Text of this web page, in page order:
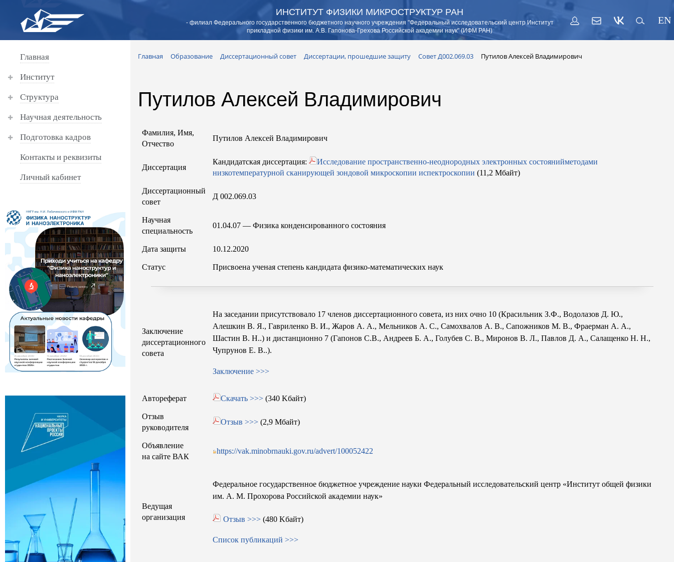
Главная
Институт
Структура
Научная деятельность
Подготовка кадров
Контакты и реквизиты
Личный кабинет
ИНСТИТУТ ФИЗИКИ МИКРОСТРУКТУР РАН
- филиал Федерального государственного бюджетного научного учреждения "Федеральный исследовательский центр Институт
прикладной физики им. А.В. Гапонова-Грехова Российской академии наук" (ИФМ РАН)
EN
Главная Образование Диссертационный совет Диссертации, прошедшие защиту Совет Д002.069.03 Путилов Алексей Владимирович
Путилов Алексей Владимирович
Фамилия, Имя,
Отчество
Путилов Алексей Владимирович
Диссертация
Кандидатская диссертация:
Исследование пространственно-неоднородных электронных состоянийметодами
низкотемпературной сканирующей зондовой микроскопии испектроскопии (11,2 Мбайт)
Диссертационный
совет
Д 002.069.03
Научная
специальность
01.04.07 — Физика конденсированного состояния
Дата защиты 10.12.2020
Статус Присвоена ученая степень кандидата физико-математических наук
Заключение
диссертационного
совета
На заседании присутствовало 17 членов диссертационного совета, из них очно 10 (Красильник З.Ф., Водолазов Д. Ю.,
Алешкин В. Я., Гавриленко В. И., Жаров А. А., Мельников А. С., Самохвалов А. В., Сапожников М. В., Фраерман А. А.,
Шастин В. Н..) и дистанционно 7 (Гапонов С.В., Андреев Б. А., Голубев С. В., Миронов В. Л., Павлов Д. А., Салащенко Н. Н.,
Чупрунов Е. В..).
Заключение >>>
Автореферат Скачать >>> (340 Kбайт)
Отзыв
руководителя
Отзыв >>> (2,9 Мбайт)
Объявление
на сайте ВАК
https://vak.minobrnauki.gov.ru/advert/100052422
Ведущая
организация
Федеральное государственное бюджетное учреждение науки Федеральный исследовательский центр «Институт общей физики
им. А. М. Прохорова Российской академии наук»
Отзыв >>> (480 Kбайт)
Список публикаций >>>